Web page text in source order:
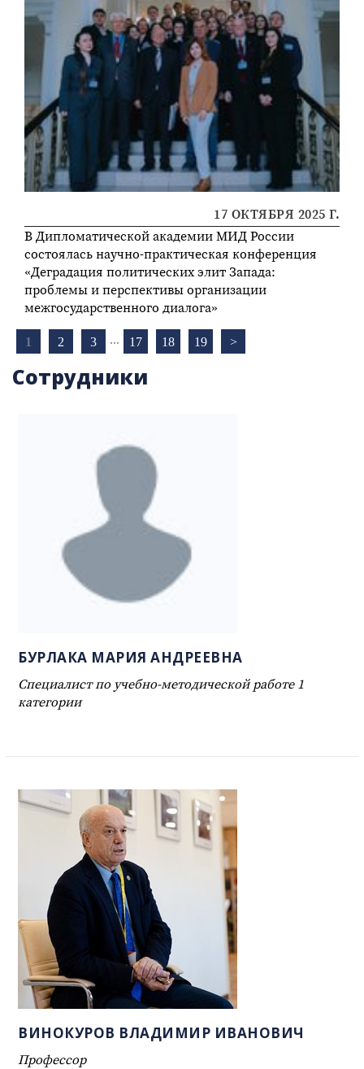
17 ОКТЯБРЯ 2025 Г.
В Дипломатической академии МИД России
состоялась научно-практическая конференция
«Деградация политических элит Запада:
проблемы и перспективы организации
межгосударственного диалога»
1 2 3 ... 17 18 19 >
Сотрудники
БУРЛАКА МАРИЯ АНДРЕЕВНА
Специалист по учебно-методической работе 1
категории
ВИНОКУРОВ ВЛАДИМИР ИВАНОВИЧ
Профессор